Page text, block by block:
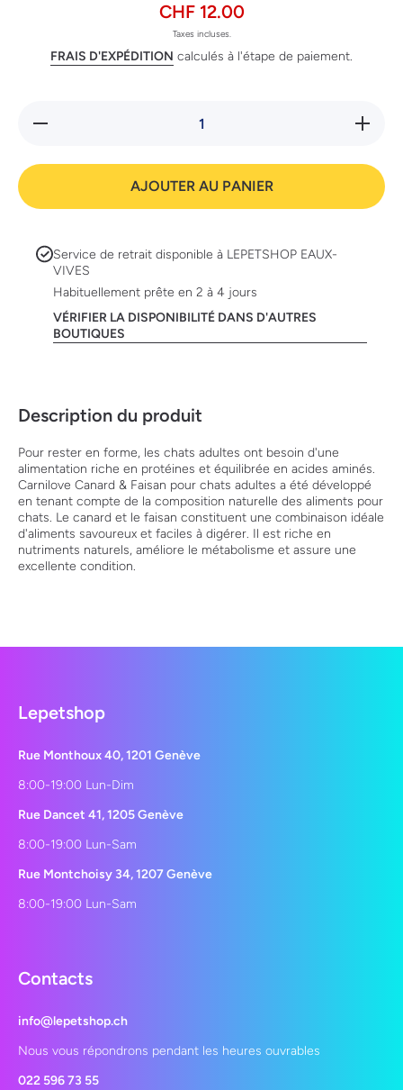
CHF 12.00
Taxes incluses.
FRAIS D'EXPÉDITION calculés à l'étape de paiement.
Réduire
Contrôle
des
de poils
400g
la
Cat
- Canard
&amp;
AJOUTER AU PANIER
Service de retrait disponible à LEPETSHOP EAUX-
VIVES
Habituellement prête en 2 à 4 jours
VÉRIFIER LA DISPONIBILITÉ DANS D'AUTRES
BOUTIQUES
Description du produit
Pour rester en forme, les chats adultes ont besoin d'une
alimentation riche en protéines et équilibrée en acides aminés.
Carnilove Canard & Faisan pour chats adultes a été développé
en tenant compte de la composition naturelle des aliments pour
chats. Le canard et le faisan constituent une combinaison idéale
d'aliments savoureux et faciles à digérer. Il est riche en
nutriments naturels, améliore le métabolisme et assure une
excellente condition.
Lepetshop
Rue Monthoux 40, 1201 Genève
8:00-19:00 Lun-Dim
Rue Dancet 41, 1205 Genève
8:00-19:00 Lun-Sam
Rue Montchoisy 34, 1207 Genève
8:00-19:00 Lun-Sam
Contacts
info@lepetshop.ch
Nous vous répondrons pendant les heures ouvrables
022 596 73 55